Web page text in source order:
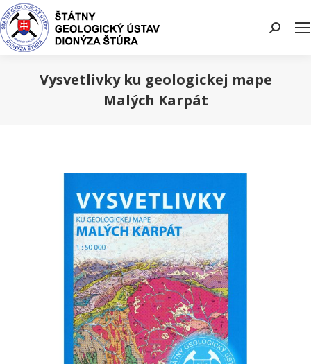
Search:
Vysvetlivky ku geologickej mape
Malých Karpát